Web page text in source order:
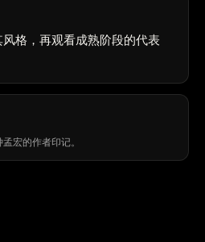
格，再观看成熟阶段的代表
宏的作者印记。